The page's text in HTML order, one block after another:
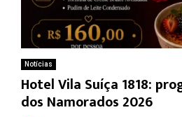
Notícias
Hotel Vila Suíça 1818:
dos Namorados 2026